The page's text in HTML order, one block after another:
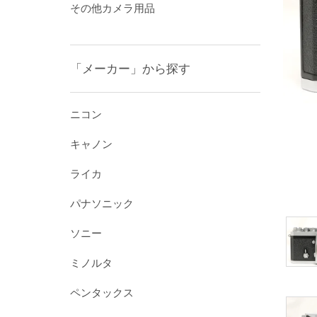
その他カメラ用品
「メーカー」から探す
ニコン
キャノン
ライカ
パナソニック
ソニー
ミノルタ
ペンタックス